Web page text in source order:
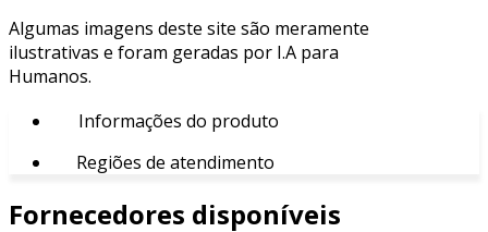
Algumas imagens deste site são meramente
ilustrativas e foram geradas por I.A para
Humanos.
Informações do produto
Regiões de atendimento
Fornecedores disponíveis